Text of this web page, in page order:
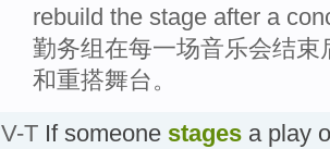
rebuild the stage after a
勤务组在每一场音乐会结
和重搭舞台。
V-T If someone stages a play